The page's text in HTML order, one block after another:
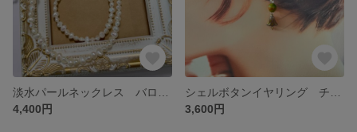
4,400円
3,600円